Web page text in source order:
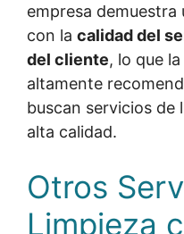
empresa
con la calidad del
del cliente, lo que
altamente
buscan servicios de
alta calidad.
Otros
Limpieza